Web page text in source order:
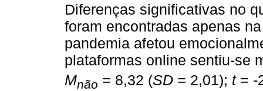
Diferenças significativas no
foram encontradas apenas
pandemia afetou
plataformas online sentiu-se
Mnão = 8,32 (SD = 2,01); t= -